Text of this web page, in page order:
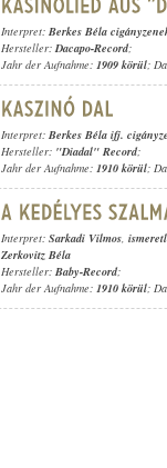
Interpret: Berkes Béla
Hersteller:Dacapo-Record;
Jahr der Aufnahme: 1909 körül;
Interpret: Berkes Béla ifj.
Hersteller: "Diadal" Record;
Jahr der Aufnahme: 1910 körül;
Interpret: Sarkadi Vilmos,
Zerkovitz Béla
Hersteller: Baby-Record;
Jahr der Aufnahme: 1910 körül;